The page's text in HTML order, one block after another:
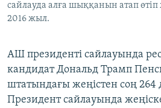
Басқа тілдерде
сайлауда алға шыққанын атап
2016 жыл.
АШ президенті сайлауында
кандидат Дональд Трамп
штатындағы жеңістен соң
Президент сайлауында